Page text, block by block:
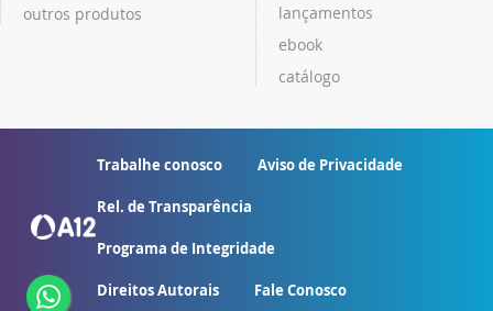
outros produtos
lançamentos
ebook
catálogo
Trabalhe conosco Aviso de Privacidade
Rel. de Transparência
Programa de Integridade
Direitos Autorais Fale Conosco